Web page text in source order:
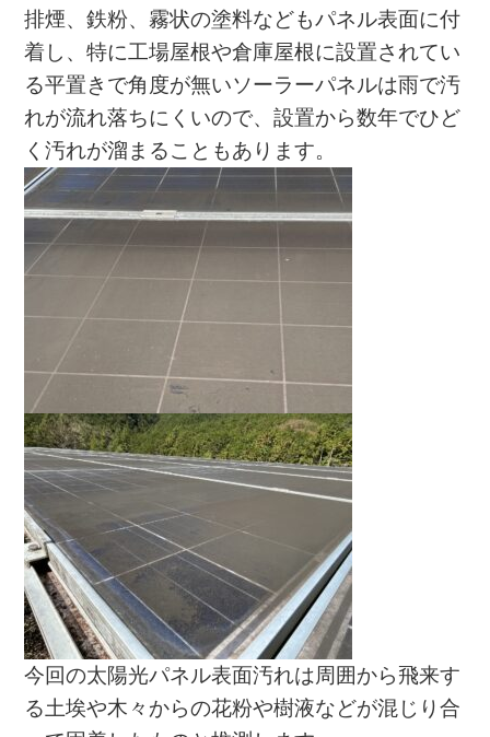
排煙、鉄粉、霧状の塗料などもパネル表面に付
着し、特に工場屋根や倉庫屋根に設置されてい
る平置きで角度が無いソーラーパネルは雨で汚
れが流れ落ちにくいので、設置から数年でひど
く汚れが溜まることもあります。
今回の太陽光パネル表面汚れは周囲から飛来す
る土埃や木々からの花粉や樹液などが混じり合